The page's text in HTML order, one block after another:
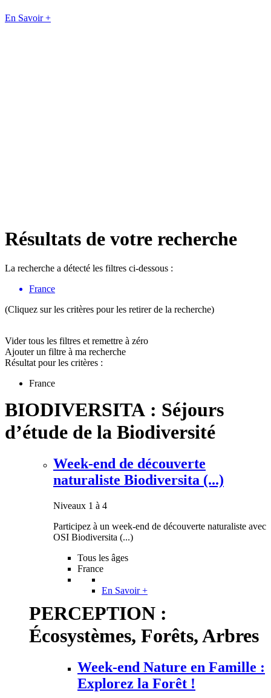
En Savoir +
Résultats de votre recherche
La recherche a détecté les filtres ci-dessous :
France
(Cliquez sur les critères pour les retirer de la recherche)
Vider tous les filtres et remettre à zéro
Ajouter un filtre à ma recherche
Résultat pour les critères :
France
BIODIVERSITA : Séjours
d’étude de la Biodiversité
Week-end de découverte
naturaliste Biodiversita (...)
Niveaux 1 à 4
Participez à un week-end de découverte naturaliste avec
OSI Biodiversita (...)
Tous les âges
France
En Savoir +
PERCEPTION :
Écosystèmes, Forêts, Arbres
Week-end Nature en Famille :
Explorez la Forêt !